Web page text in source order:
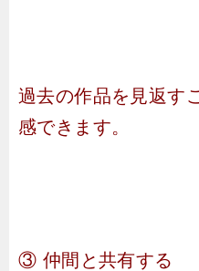
過去の作品を見返す
感できます。
③ 仲間と共有する